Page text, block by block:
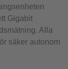
Gigabit
Alla
säker autonom